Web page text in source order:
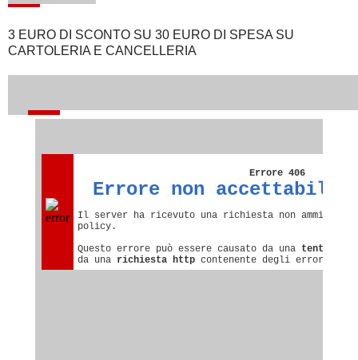
3 EURO DI SCONTO SU 30 EURO DI SPESA SU
CARTOLERIA E CANCELLERIA